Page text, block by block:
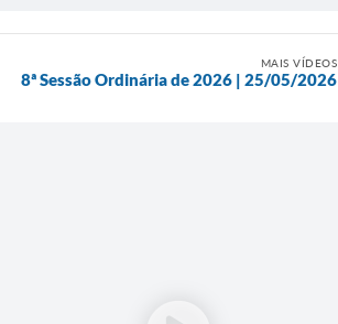
MAIS VÍDEOS
8ª Sessão Ordinária de 2026 | 25/05/2026